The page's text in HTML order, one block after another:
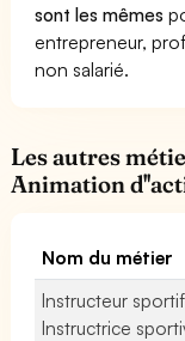
sont les mêmes
entrepreneur,
non salarié.
Les autres
Animation
Nom du métier
Instructeur
Instructrice